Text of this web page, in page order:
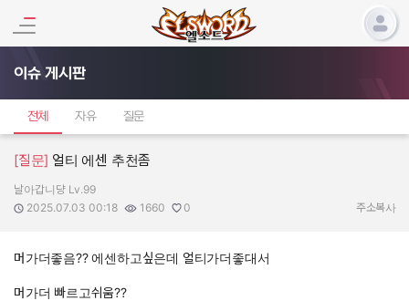
이슈 게시판
전체 자유 질문
[질문] 얼티 에센 추천좀
작성자:
날아갑니댱 Lv.99
작성일:
2025.07.03 00:18
조회수:
1660
추천수:
0 주소복사
머가더좋음?? 에센하고싶은데 얼티가더좋대서
머가더 빠르고쉬움??